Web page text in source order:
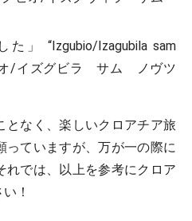
た」 “Izgubio/Izagubila sam
オ/イズグビラ サム ノヴツ
となく、楽しいクロアチア旅
っていますが、万が一の際に
れでは、以上を参考にクロア
！